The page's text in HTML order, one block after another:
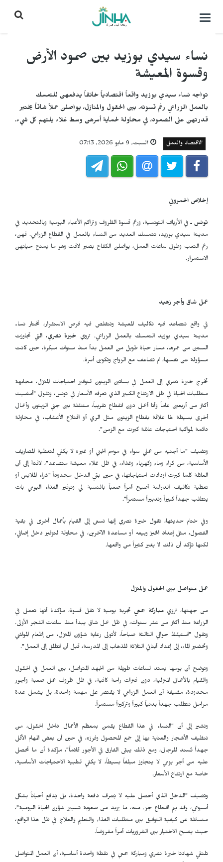
التحكم
نساء سيدي بوزيد بين صمود الأرض
وقسوة المعيشة
تواجه نساء سيدي بوزيد واقعاً اقتصادياً خانقاً يدفعهن للتمسك
بالعمل الزراعي رغم قسوته. بين الحقول والمنازل، يواصلن عملاً شاقاً يختبر
قدرتهن على الصمود، في محاولة لحماية أسرهن وسط غلاء يلتهم كل شيء.
الاقتصاد والعمل السبت, 9 مايو 2026, 07:13
إخلاص الحمروني
تونس ـفي الأرياف التونسية، ورغم قسوة الظروف وتراكم الأعباء اليومية وبالتحديد في
مدينة سيدي بوزيد، تتمسك العديد من النساء بالعمل في القطاع الزراعي. فهن،
رغم التعب وطول ساعات العمل، يواصلن الكفاح بصبر لافت وهو ما يمنح حياتهن
الاستمرار.
عمل شاق وأجر زهيد
في واقع تتصاعد فيه تكاليف المعيشة وتتقلص فيه فرص الاستقرار، تختار نساء
مدينة سيدي بوزيد التمسك بالعمل الزراعي. تروي خيرة نصري، التي تجاوزت
الستين من عمرها، مسار حياة طويل من العمل بدأ منذ سنوات مبكرة، حين كانت
مسؤولة عن نفسها، ثم تضاعف مع الزواج وتكوين أسرة.
تخرج خيرة نصري إلى العمل في بساتين الزيتون لتوفير احتياجات المنزل، مجابهة
متطلبات الحياة في ظل الارتفاع الكبير الذي تعرفه الأسعار في تونس، وتقول "أمضيت
أكثر من أربعين عاماً وأنا أعمل دون انقطاع تقريباً، متنقلة بين جني الزيتون وأعمال
أخرى بسيطة لها علاقة بقطاع الزيتون مثل الري أو اقتلاع الأعشاب، في محاولة
دائمة لمواكبة احتياجات عائلة كبرت مع الزمن".
وتضيف "ما أجنيه من عملي سواء في موسم الجني أو غيره لا يكفي لتغطية المصاريف
الأساسية، من كراء وماء وكهرباء وغذاء، في ظل غلاء معيشة متصاعد"، لافتةً إلى أن
العائلة كلما كبرت ازدادت احتياجاتها، في حين بقي الدخل محدوداً "شراء الملابس أو
تغطية تكاليف الدراسة أصبح أمراً صعباً بالنسبة لي وتوفير الغذاء اليومي بات
يتطلب جهداً كبيراً وتدبيراً مستمراً".
وفي ختام حديثها، تقول خيرة نصري إنها تسعى إلى القيام بأعمال أخرى في بقية
الفصول، مثل إعداد الخبز وبيعه أو مساعدة الآخرين، في محاولة لتوفير دخل إضافي،
لكنها تؤكد أن ذلك لا يغير كثيراً من واقعها.
عمل متواصل بين الحقول والمنزل
من جهتها، تروي مباركة جمعي تجربة يومية لا تقل قسوة، مؤكدة أنها تعمل في
الزراعة منذ أكثر من عشر سنوات، في ظل عمل شاق يبدأ منذ ساعات الفجر الأولى.
وتقول "استيقظ حوالي الثالثة صباحاً، لأتولى رعاية شؤون المنزل، من إطعام المواشي
وتحضير الماء، إلى إعداد أبنائي الثلاثة للذهاب إلى المدرسة، قبل أن انطلق إلى العمل".
وتوضح أن يومها يمتد لساعات طويلة من الجهد المتواصل، بين العمل في الحقول
والقيام بالأعمال المنزلية، دون فترات راحة كافية، في ظل ظروف عمل صعبة وأجور
محدودة، مضيفة أن العمل الزراعي لا يقتصر على مهمة واحدة، بل يشمل عدة
مراحل تتطلب جهداً بدنياً كبيراً وتركيزاً مستمراً.
وتشير إلى أن "النساء في هذا القطاع يقمن بمعظم الأعمال داخل الحقول، من
تنظيف الأشجار والعناية بها إلى جمع المحصول وفرزه، في حين أن بعض المهام الأقل
جهداً تُسند للرجال، ومع ذلك يبقى الفارق في الأجور قائماً"، مؤكدة أن ما تحصل
عليه من أجر يومي لا يتجاوز مبلغاً بسيطاً، لا يكفي لتلبية الاحتياجات الأساسية،
خاصة مع ارتفاع الأسعار.
وتضيف "الدخل الذي أحصل عليه لا يُصرف دفعة واحدة، بل يُدفع أحياناً بشكل
أسبوعي، وقد يتم اقتطاع جزء منه، ما يزيد من صعوبة تسيير شؤون الحياة اليومية"،
متسائلة عن كيفية التوفيق بين متطلبات الغذاء والتعليم والعلاج في ظل هذا الواقع،
حيث يصبح الاختيار بين الضروريات أمراً مفروضاً.
تلتقي شهادتا خيرة نصري ومباركة جمعي في نقطة واحدة أساسية، أن العمل المتواصل